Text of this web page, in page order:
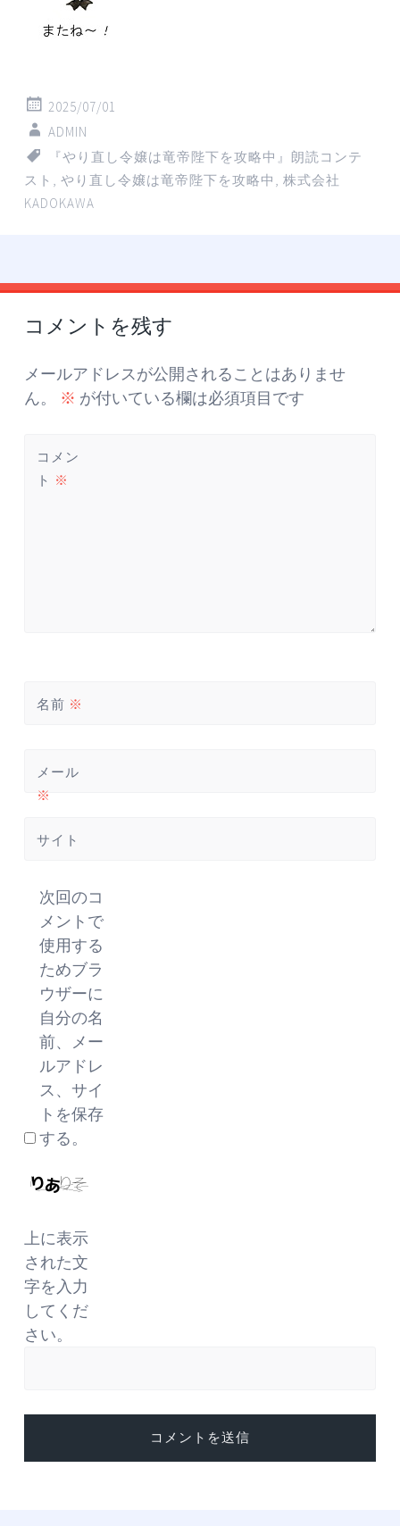
2025/07/01
ADMIN
『やり直し令嬢は竜帝陛下を攻略中』朗読コンテ
スト
やり直し令嬢は竜帝陛下を攻略中
株式会社
KADOKAWA
投
稿
ナ
ビ
ゲ
ー
シ
ョ
ン
←
→
コメントを残す
メールアドレスが公開されることはありませ
ん。
※ が付いている欄は必須項目です
コメン
ト ※
名前 ※
メール
※
サイト
次回のコ
メントで
使用する
ためブラ
ウザーに
自分の名
前、メー
ルアドレ
ス、サイ
トを保存
する。
上に表示
された文
字を入力
してくだ
さい。